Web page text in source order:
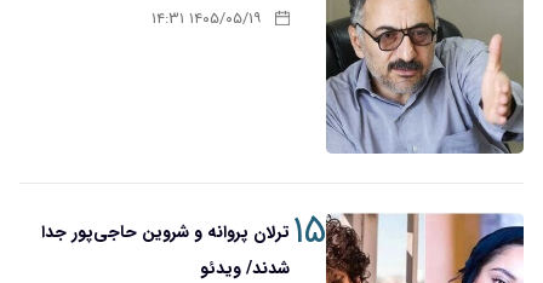
۱۴۰۵/۰۵/۱۹ ۱۴:۳۱
۱۵ ترلان پروانه و شروین حاجی‌پور جدا
شدند/ ویدئو